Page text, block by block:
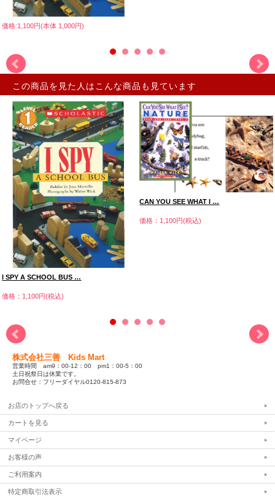
価格:1,100円(本体 1,000円)
この商品を見た人はこんな商品も見ています
I SPY A SCHOOL BUS …
価格：1,100円(税込)
CAN YOU SEE WHAT I …
価格：1,100円(税込)
株式会社三善 Kids Mart
営業時間 am9：00-12：00 pm1：00-5：00
土日祝祭日は休業です。
お問合せ：フリーダイヤル0120-815-873
お店のトップへ戻る
カートを見る
マイページ
お客様の声
ご利用案内
特定商取引法表示